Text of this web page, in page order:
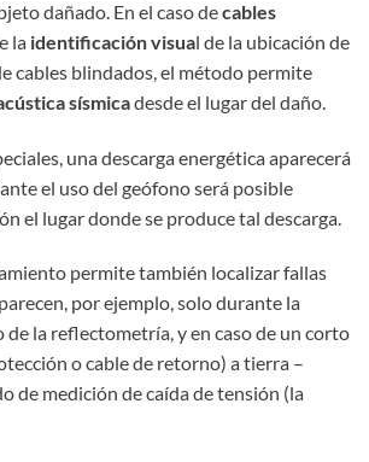
dañado. En el caso decables
la identificación visual de la ubicación de
cables blindados, el método permite
sísmicadesde el lugar del daño.
una descarga energética aparecerá
el uso del geófono será posible
el lugar donde se produce tal descarga.
permite también localizar fallas
por ejemplo, solo durante la
de la reflectometría, y en caso de un corto
o cable de retorno) a tierra –
de medición de caída de tensión (la